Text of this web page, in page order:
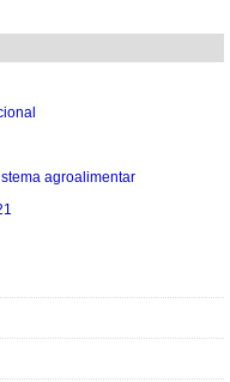
agroalimentar